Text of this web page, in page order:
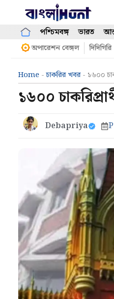
content
পশ্চিমবঙ্গ ভারত
অপারেশন বেঙ্গল দিদিগিরি
Home -চাকরির খবর- ১৬০০
১৬০০
Debapriya